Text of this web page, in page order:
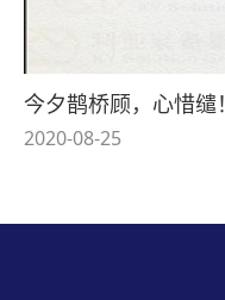
今夕鹊桥顾，心惜缱！
2020-08-25